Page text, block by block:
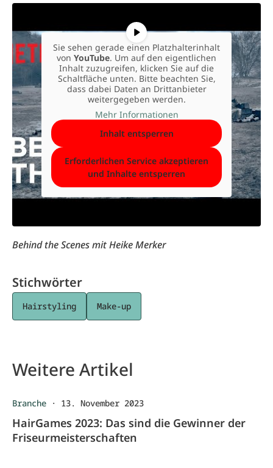
Sie sehen gerade einen Platzhalterinhalt
von YouTube. Um auf den eigentlichen
Inhalt zuzugreifen, klicken Sie auf die
Schaltfläche unten. Bitte beachten Sie,
dass dabei Daten an Drittanbieter
weitergegeben werden.
Mehr Informationen
Inhalt entsperren
Erforderlichen Service akzeptieren
und Inhalte entsperren
Behind the Scenes mit Heike Merker
Stichwörter
Hairstyling Make-up
Weitere Artikel
Branche · 13. November 2023
HairGames 2023: Das sind die Gewinner der
Friseurmeisterschaften